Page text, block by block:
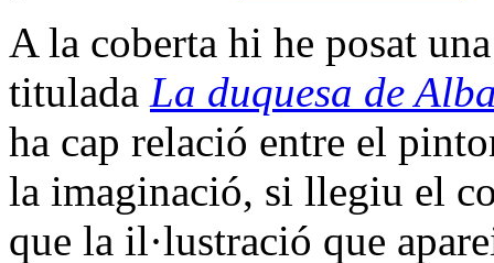
A la coberta hi he posat
titulada La duquesa de
ha cap relació entre el
la imaginació, si llegiu el
que la il·lustració que